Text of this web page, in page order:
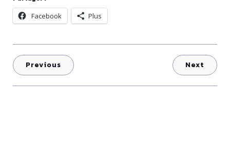
Facebook
Plus
Previous Next